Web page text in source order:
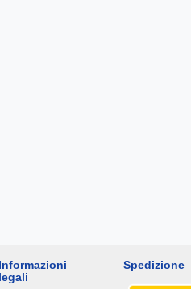
Informazioni
legali
Spedizione